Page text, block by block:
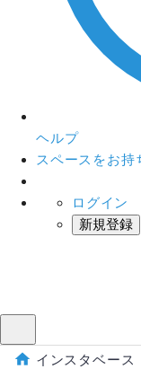
ヘルプ
スペースをお持
ログイン
新規登録
インスタベース